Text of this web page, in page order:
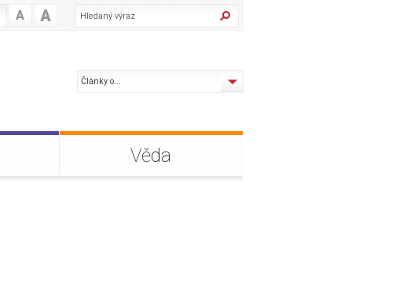
Články o...
Věda
A A